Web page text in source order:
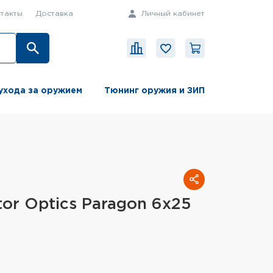
Доставка Личный кабинет
за оружием Тюнинг оружия и ЗИП
Optics Paragon 6x25